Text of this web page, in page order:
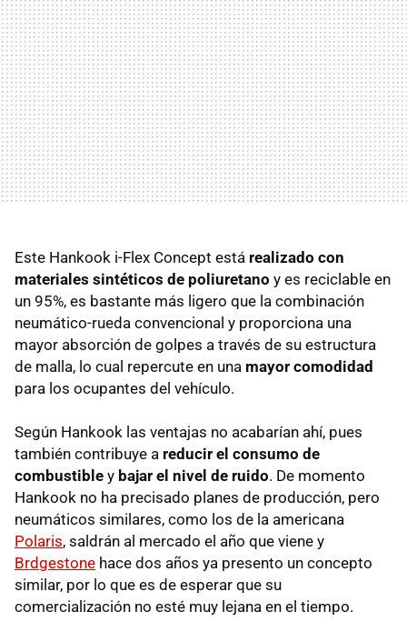
Este Hankook i-Flex Concept está realizado con
materiales sintéticos de poliuretano y es reciclable en
un 95%, es bastante más ligero que la combinación
neumático-rueda convencional y proporciona una
mayor absorción de golpes a través de su estructura
de malla, lo cual repercute en una mayor comodidad
para los ocupantes del vehículo.
Según Hankook las ventajas no acabarían ahí, pues
también contribuye a reducir el consumo de
combustible y bajar el nivel de ruido. De momento
Hankook no ha precisado planes de producción, pero
neumáticos similares, como los de la americana
Polaris, saldrán al mercado el año que viene y
Brdgestone hace dos años ya presento un concepto
similar, por lo que es de esperar que su
comercialización no esté muy lejana en el tiempo.